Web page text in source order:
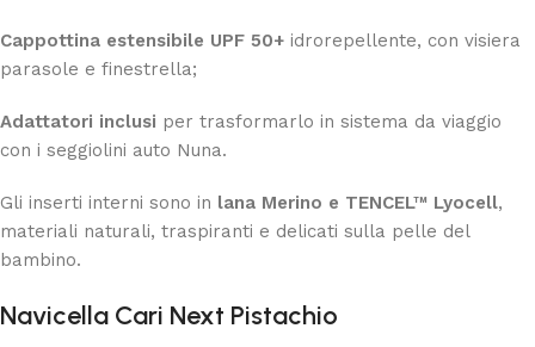
Cappottina estensibile UPF 50+ idrorepellente, con visiera
parasole e finestrella;
Adattatori inclusi per trasformarlo in sistema da viaggio
con i seggiolini auto Nuna.
Gli inserti interni sono in lana Merino e TENCEL™ Lyocell,
materiali naturali, traspiranti e delicati sulla pelle del
bambino.
Navicella Cari Next Pistachio